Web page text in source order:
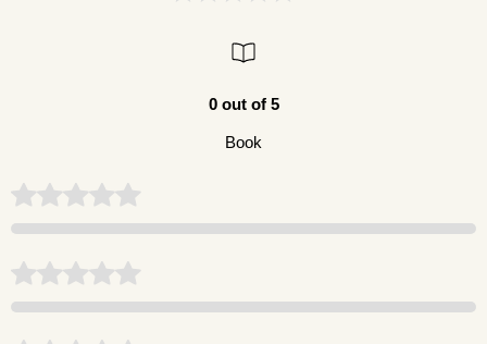
0 out of 5
Book